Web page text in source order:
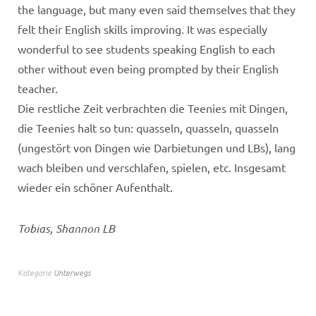
the language, but many even said themselves that they
felt their English skills improving. It was especially
wonderful to see students speaking English to each
other without even being prompted by their English
teacher.
Die restliche Zeit verbrachten die Teenies mit Dingen,
die Teenies halt so tun: quasseln, quasseln, quasseln
(ungestört von Dingen wie Darbietungen und LBs), lang
wach bleiben und verschlafen, spielen, etc. Insgesamt
wieder ein schöner Aufenthalt.
Tobias, Shannon LB
Kategorie Unterwegs